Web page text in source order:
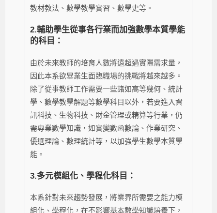
教材教法、數學教學實習、數學史等。
2.輔助學生從事各行業而加強數學本質學能
的科目：
由於未來教師的培育人數將遠超過實際需求量，
因此本系欲畢業生面臨職場的挑戰將越來越多。
除了從事教師工作需要一些諸如高等幾何、統計
學、數學教學解題等數學科目以外，若要進入資
訊科技、生物科技、財金管理或精算等行業，仍
需專業數學知識，如實變數函數論、作業研究、
優選理論、數理統計等，以加強學生數學本質學
能。
3.多元模組化、學程化科目：
本系針對未來趨勢發展，將業界所需要之能力模
組化、學程化，在不影響基本數學知識培養下，